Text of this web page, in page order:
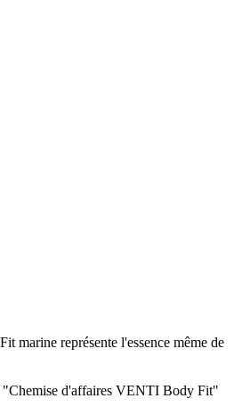
marine représente l'essence même de
"Chemise d'affaires VENTI Body Fit"